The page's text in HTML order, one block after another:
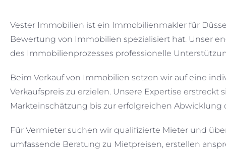
Vester Immobilien ist ein Immobilienmakler für
Bewertung von Immobilien spezialisiert hat. Unser
des Immobilienprozesses professionelle
Beim Verkauf von Immobilien setzen wir auf eine
Verkaufspreis zu erzielen. Unsere Expertise
Markteinschätzung bis zur erfolgreichen Abwicklung
Für Vermieter suchen wir qualifizierte Mieter und
umfassende Beratung zu Mietpreisen, erstellen